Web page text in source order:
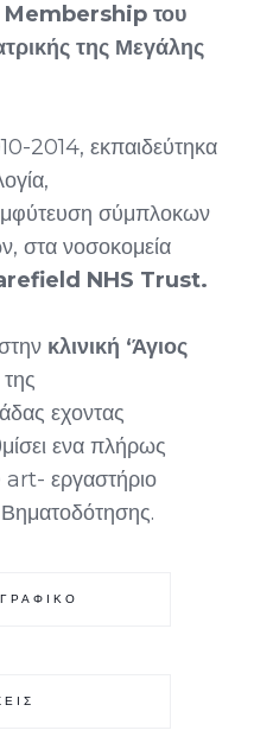
Membership του
της Μεγάλης
2014, εκπαιδεύτηκα
σύμπλοκων
στα νοσοκομεία
NHS Trust.
κλινική ‘Άγιος
εχοντας
ενα πλήρως
εργαστήριο